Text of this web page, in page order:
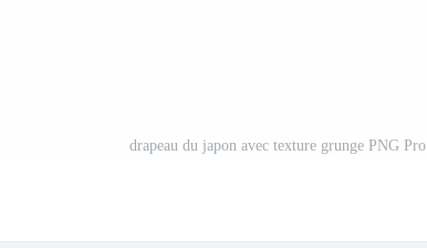
drapeau du japon avec texture grunge PNG Pro